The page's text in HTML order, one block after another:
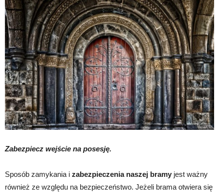
Zabezpiecz wejście na posesję.
Sposób zamykania i zabezpieczenia naszej bramy jest ważny
również ze względu na bezpieczeństwo. Jeżeli brama otwiera się